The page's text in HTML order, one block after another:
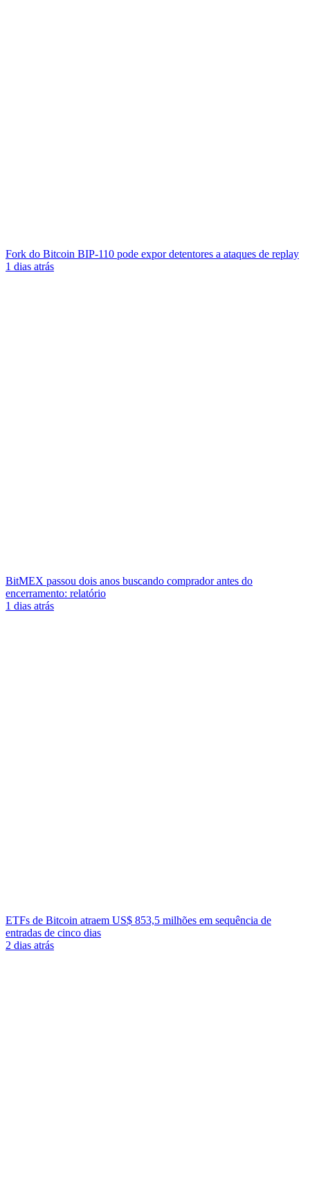
Fork do Bitcoin BIP-110 pode expor detentores a ataques de replay
1 dias atrás
BitMEX passou dois anos buscando comprador antes do
encerramento: relatório
1 dias atrás
ETFs de Bitcoin atraem US$ 853,5 milhões em sequência de
entradas de cinco dias
2 dias atrás